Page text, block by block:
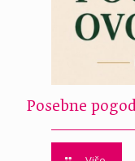
Posebne